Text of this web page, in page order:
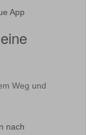
Weg und